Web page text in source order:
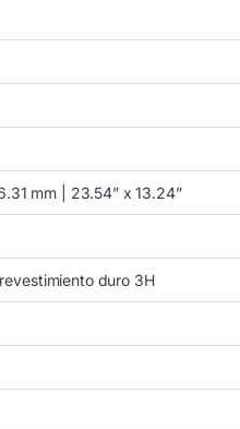
mm | 23.54” x 13.24”
duro 3H